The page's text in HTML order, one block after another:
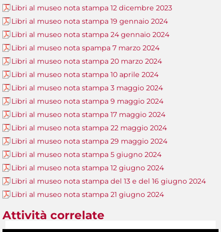
Libri al museo nota stampa 12 dicembre 2023
Libri al museo nota stampa 19 gennaio 2024
Libri al museo nota stampa 24 gennaio 2024
Libri al museo nota spampa 7 marzo 2024
Libri al museo nota stampa 20 marzo 2024
Libri al museo nota stampa 10 aprile 2024
Libri al museo nota stampa 3 maggio 2024
Libri al museo nota stampa 9 maggio 2024
Libri al museo nota stampa 17 maggio 2024
Libri al museo nota stampa 22 maggio 2024
Libri al museo nota stampa 29 maggio 2024
Libri al museo nota stampa 5 giugno 2024
Libri al museo nota stampa 12 giugno 2024
Libri al museo nota stampa del 13 e del 16 giugno 2024
Libri al museo nota stampa 21 giugno 2024
Attività correlate